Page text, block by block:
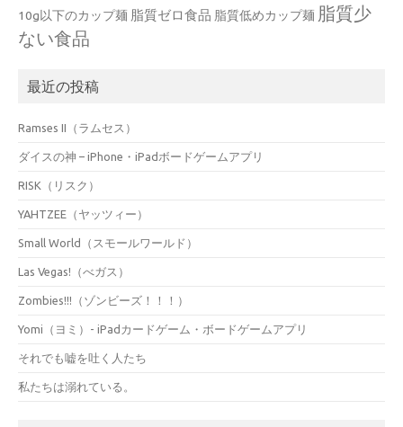
10g以下のカップ麺 脂質ゼロ食品 脂質低めカップ麺 脂質少
ない食品
最近の投稿
Ramses II（ラムセス）
ダイスの神 – iPhone・iPadボードゲームアプリ
RISK（リスク）
YAHTZEE（ヤッツィー）
Small World（スモールワールド）
Las Vegas!（べガス）
Zombies!!!（ゾンビーズ！！！）
Yomi（ヨミ）- iPadカードゲーム・ボードゲームアプリ
それでも嘘を吐く人たち
私たちは溺れている。